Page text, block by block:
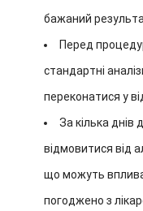
бажаний
Перед
стандартні
переконатися у
За кілька
відмовитися від
що можуть
погоджено з